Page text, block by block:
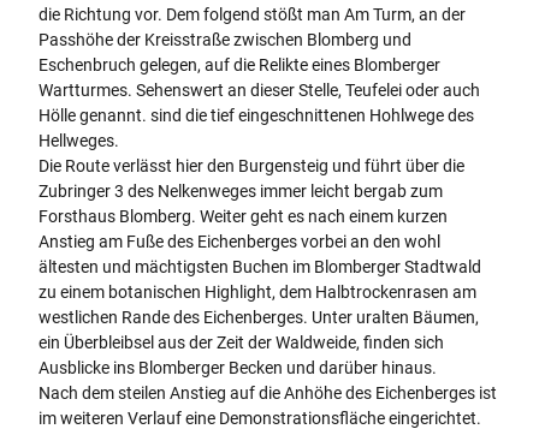
die Richtung vor. Dem folgend stößt man Am Turm, an der
Passhöhe der Kreisstraße zwischen Blomberg und
Eschenbruch gelegen, auf die Relikte eines Blomberger
Wartturmes. Sehenswert an dieser Stelle, Teufelei oder auch
Hölle genannt. sind die tief eingeschnittenen Hohlwege des
Hellweges.
Die Route verlässt hier den Burgensteig und führt über die
Zubringer 3 des Nelkenweges immer leicht bergab zum
Forsthaus Blomberg. Weiter geht es nach einem kurzen
Anstieg am Fuße des Eichenberges vorbei an den wohl
ältesten und mächtigsten Buchen im Blomberger Stadtwald
zu einem botanischen Highlight, dem Halbtrockenrasen am
westlichen Rande des Eichenberges. Unter uralten Bäumen,
ein Überbleibsel aus der Zeit der Waldweide, finden sich
Ausblicke ins Blomberger Becken und darüber hinaus.
Nach dem steilen Anstieg auf die Anhöhe des Eichenberges ist
im weiteren Verlauf eine Demonstrationsfläche eingerichtet.